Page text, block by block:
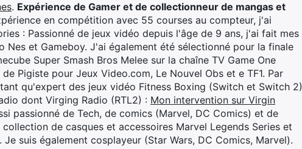
. Expérience de Gamer et de collectionneur de mangas et
en compétition avec 55 courses au compteur, j'ai
: Passionné de jeux vidéo depuis l'âge de 9 ans, j'ai fait mes
Nes et Gameboy. J'ai également été sélectionné pour la finale
Super Smash Bros Melee sur la chaîne TV Game One
Pigiste pour Jeux Video.com, Le Nouvel Obs et e TF1. Par
qu'expert des jeux vidéo Fitness Boxing (Switch et Switch 2)
dont Virging Radio (RTL2) : Mon intervention sur Virgin
passionné de Tech, de comics (Marvel, DC Comics) et de
de casques et accessoires Marvel Legends Series et
suis également cosplayeur (Star Wars, DC Comics, Marvel).